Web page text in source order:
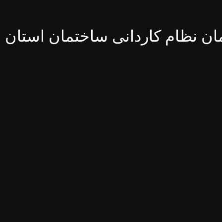
نظام کاردانی ساختمان استان